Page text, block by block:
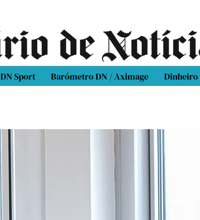
DN Sport Barómetro DN / Aximage Dinheiro